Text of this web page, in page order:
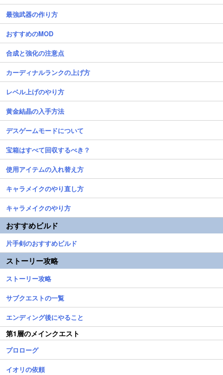
最強武器の作り方
おすすめのMOD
合成と強化の注意点
カーディナルランクの上げ方
レベル上げのやり方
黄金結晶の入手方法
デスゲームモードについて
宝箱はすべて回収するべき？
使用アイテムの入れ替え方
キャラメイクのやり直し方
キャラメイクのやり方
おすすめビルド
片手剣のおすすめビルド
ストーリー攻略
ストーリー攻略
サブクエストの一覧
エンディング後にやること
第1層のメインクエスト
プロローグ
イオリの依頼